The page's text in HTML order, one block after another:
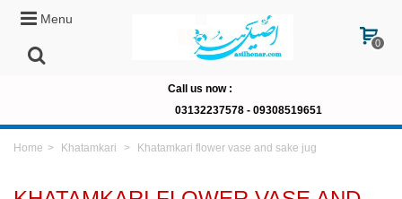
Menu
0
Call us now :
03132237578 - 09308519651
Home > Khatamkari > Khatamkari flower vase and sake jug